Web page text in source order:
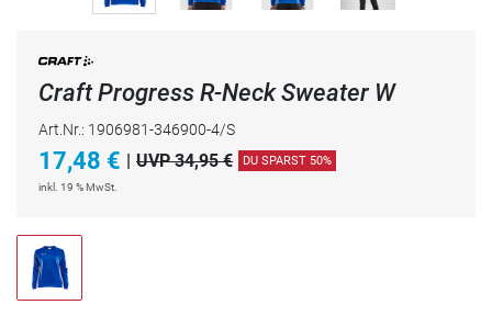
Craft Progress R-Neck Sweater W
Art.Nr.: 1906981-346900-4/S
17,48 € | UVP 34,95 € DU SPARST 50%
inkl. 19 % MwSt.